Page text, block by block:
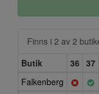
Finns i 2 av 2
Butik
36 37
Falkenberg